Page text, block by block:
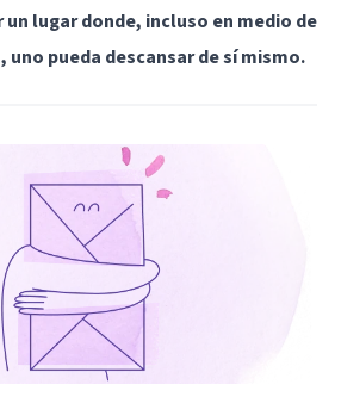
lugar donde, incluso en medio de
pueda descansar de sí mismo.